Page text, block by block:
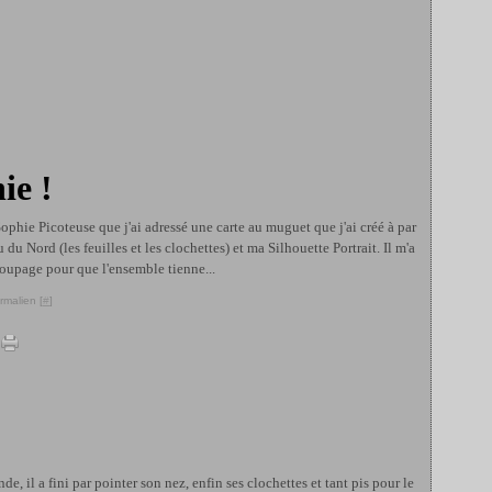
!
Picoteuse que j'ai adressé une carte au muguet que j'ai créé à par
du Nord (les feuilles et les clochettes) et ma Silhouette Portrait. Il m'a
pour que l'ensemble tienne...
[#]
il a fini par pointer son nez, enfin ses clochettes et tant pis pour le